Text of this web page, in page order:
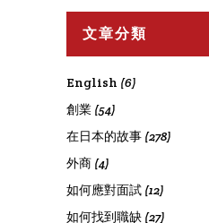
文章分類
English (6)
創業 (54)
在日本的故事 (278)
外商 (4)
如何應對面試 (12)
如何找到職缺 (27)